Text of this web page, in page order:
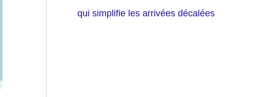
qui simplifie les arrivées décalées